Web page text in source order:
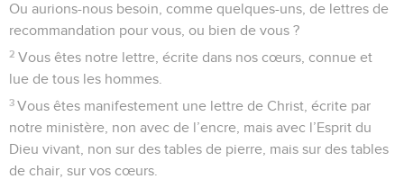
Ou aurions-nous besoin, comme quelques-uns, de lettres de
recommandation pour vous, ou bien de vous ?
2 Vous êtes notre lettre, écrite dans nos cœurs, connue et
lue de tous les hommes.
3 Vous êtes manifestement une lettre de Christ, écrite par
notre ministère, non avec de l’encre, mais avec l’Esprit du
Dieu vivant, non sur des tables de pierre, mais sur des tables
de chair, sur vos cœurs.